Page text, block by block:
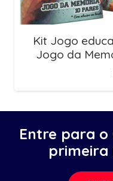
Kit Jogo
Jogo da
Entre para o
primeira